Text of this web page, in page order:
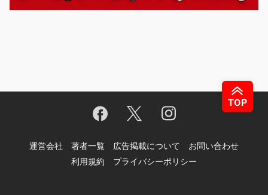
運営会社 著者一覧 広告掲載について
お問い合わせ
利用規約
プライバシーポリシー